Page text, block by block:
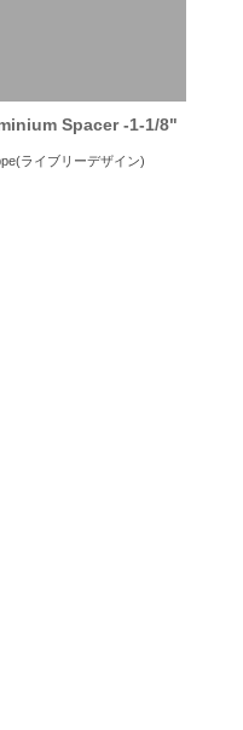
Spacer -1-1/8"
ライブリーデザイン)